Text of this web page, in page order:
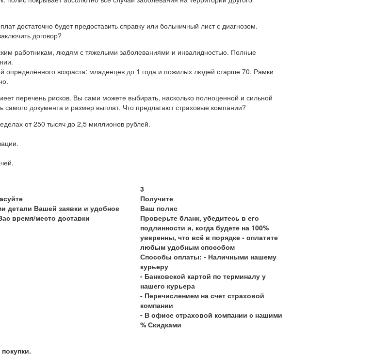
достаточно будет предоставить справку или больничный лист с диагнозом.
договор?
работникам, людям с тяжелыми заболеваниями и инвалидностью. Полные
определённого возраста: младенцев до 1 года и пожилых людей старше 70. Рамки
перечень рисков. Вы сами можете выбирать, насколько полноценной и сильной
самого документа и размер выплат. Что предлагают страховые компании?
от 250 тысяч до 2,5 миллионов рублей.
детали Вашей заявки и удобное
время/место доставки
3
Получите
Ваш полис
Проверьте бланк, убедитесь в его
подлинности и, когда будете на 100%
уверенны, что всё в порядке - оплатите
любым удобным способом
Способы оплаты: - Наличными нашему
курьеру
- Банковской картой по терминалу у
нашего курьера
- Перечислением на счет страховой
компании
- В офисе страховой компании с нашими
% Скидками